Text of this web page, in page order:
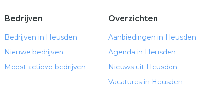
Bedrijven
Bedrijven in Heusden
Nieuwe bedrijven
Meest actieve bedrijven
Overzichten
Aanbiedingen in Heusden
Agenda in Heusden
Nieuws uit Heusden
Vacatures in Heusden